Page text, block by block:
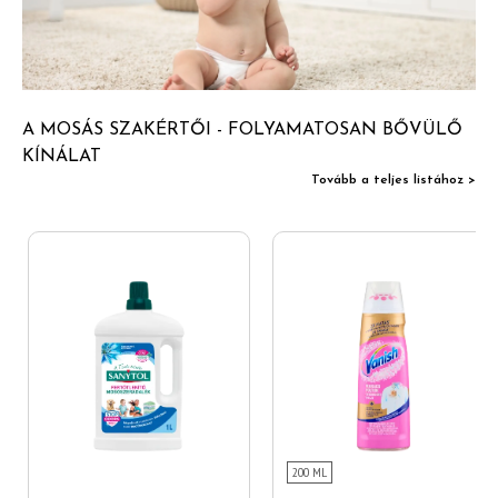
A MOSÁS SZAKÉRTŐI - FOLYAMATOSAN BŐVÜLŐ
KÍNÁLAT
Tovább a teljes listához >
200 ML